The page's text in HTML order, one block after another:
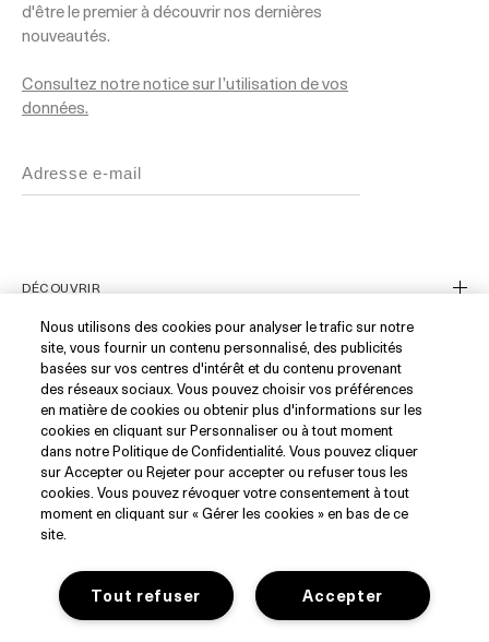
d'être le premier à découvrir nos dernières
nouveautés.
Consultez notre notice sur l’utilisation de vos
données.
DÉCOUVRIR
Notre Histoire
Les Ingrédients
Blue Heart
Suivre ma commande
SERVICE CLIENT
WhatsApp (+33)1 82 88 38 88
Nous Contacter
Contacte le Fournisseur
Livraison et Retours
Trouver un Point de Vente
Service Client
RÉSEAUX SOCIAUX
Instagram
Facebook
Pinterest
PRIVACY
Nous utilisons des cookies pour analyser le trafic sur notre
site, vous fournir un contenu personnalisé, des publicités
basées sur vos centres d'intérêt et du contenu provenant
des réseaux sociaux. Vous pouvez choisir vos préférences
en matière de cookies ou obtenir plus d'informations sur les
cookies en cliquant sur Personnaliser ou à tout moment
dans notre Politique de Confidentialité. Vous pouvez cliquer
sur Accepter ou Rejeter pour accepter ou refuser tous les
cookies. Vous pouvez révoquer votre consentement à tout
moment en cliquant sur « Gérer les cookies » en bas de ce
site.
Accepter
Tout refuser